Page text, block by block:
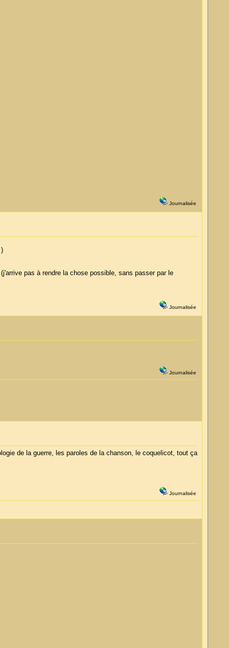
Journalisée
pas à rendre la chose possible, sans passer par le
Journalisée
Journalisée
de la guerre, les paroles de la chanson, le coquelicot, tout ça
Journalisée